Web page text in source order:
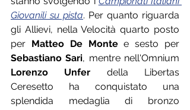
Giovanili su pista. Per quanto riguarda
gli Allievi, nella Velocità quarto posto
per Matteo De Monte
Sebastiano Sari
Lorenzo Unfer della Libertas
Ceresetto ha conquistato una
splendida medaglia di bronzo